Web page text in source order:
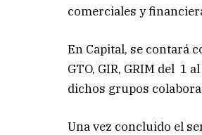
comerciales y
En Capital, se contará
GTO, GIR, GRIM del 1
dichos grupos
Una vez concluido el